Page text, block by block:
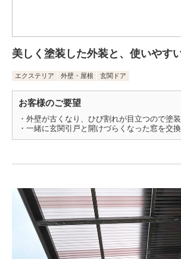
美しく塗装した外装と、使いやす
エクステリア 外壁・屋根 玄関ドア
お客様のご要望
・外壁が古くなり、ひび割れが目立つので塗装
・一緒に玄関引戸と開けづらくなった窓を交換